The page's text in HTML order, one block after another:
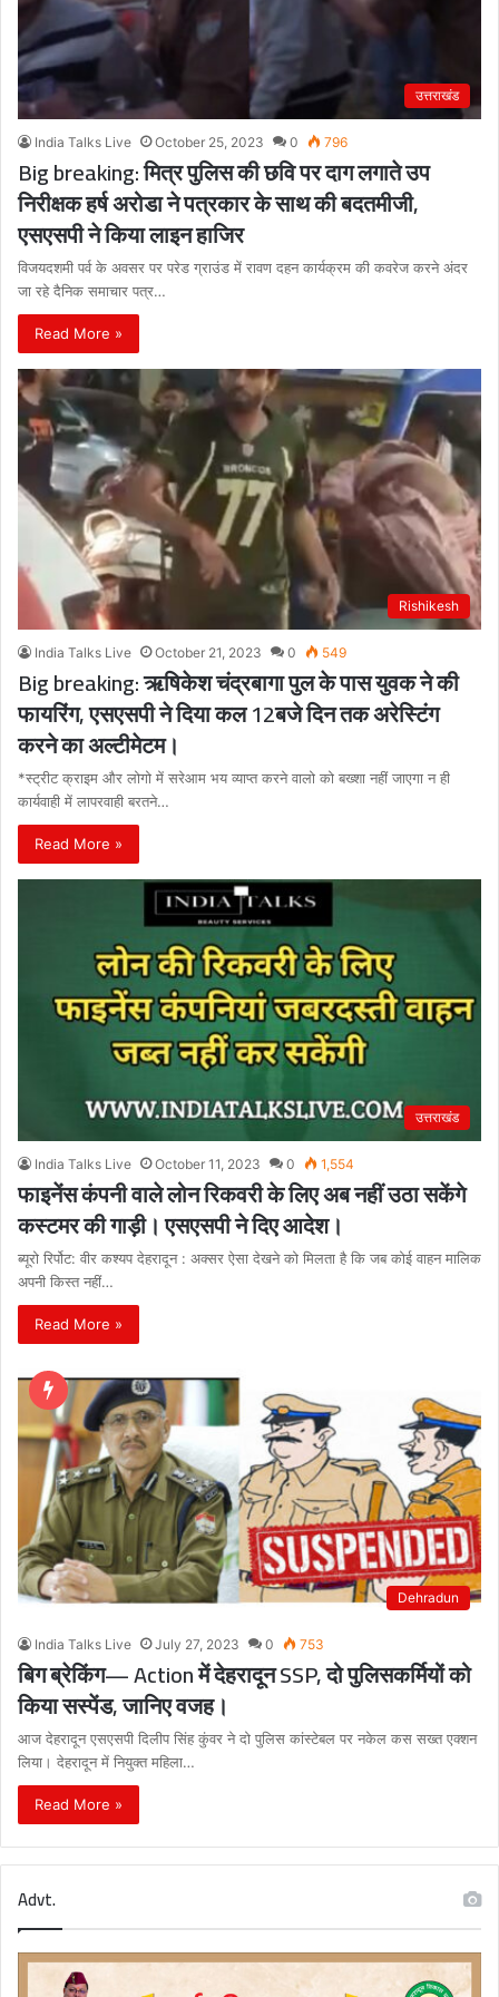
उत्तराखंड
India Talks Live October 25, 2023 0 796
Big breaking: मित्र पुलिस की छवि पर दाग लगाते उप
निरीक्षक हर्ष अरोडा ने पत्रकार के साथ की बदतमीजी,
एसएसपी ने किया लाइन हाजिर
विजयदशमी पर्व के अवसर पर परेड ग्राउंड में रावण दहन कार्यक्रम की कवरेज करने अंदर
जा रहे दैनिक समाचार पत्र…
Read More »
Rishikesh
India Talks Live October 21, 2023 0 549
Big breaking: ऋषिकेश चंद्रबागा पुल के पास युवक ने की
फायरिंग, एसएसपी ने दिया कल 12बजे दिन तक अरेस्टिंग
करने का अल्टीमेटम।
*स्ट्रीट क्राइम और लोगो में सरेआम भय व्याप्त करने वालो को बख्शा नहीं जाएगा न ही
कार्यवाही में लापरवाही बरतने…
Read More »
उत्तराखंड
India Talks Live October 11, 2023 0 1,554
फाइनेंस कंपनी वाले लोन रिकवरी के लिए अब नहीं उठा सकेंगे
कस्टमर की गाड़ी। एसएसपी ने दिए आदेश।
ब्यूरो रिर्पोट: वीर कश्यप देहरादून : अक्सर ऐसा देखने को मिलता है कि जब कोई वाहन मालिक
अपनी किस्त नहीं…
Read More »
Dehradun
India Talks Live July 27, 2023 0 753
बिग ब्रेकिंग— Action में देहरादून SSP, दो पुलिसकर्मियों को
किया सस्पेंड, जानिए वजह।
आज देहरादून एसएसपी दिलीप सिंह कुंवर ने दो पुलिस कांस्टेबल पर नकेल कस सख्त एक्शन
लिया। देहरादून में नियुक्त महिला…
Read More »
Advt.